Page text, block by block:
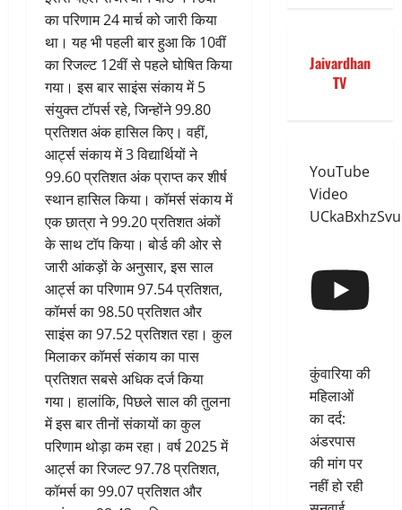
का परिणाम 24 मार्च को जारी किया
था। यह भी पहली बार हुआ कि 10वीं
का रिजल्ट 12वीं से पहले घोषित किया
गया। इस बार साइंस संकाय में 5
संयुक्त टॉपर्स रहे, जिन्होंने 99.80
प्रतिशत अंक हासिल किए। वहीं,
आर्ट्स संकाय में 3 विद्यार्थियों ने
99.60 प्रतिशत अंक प्राप्त कर शीर्ष
स्थान हासिल किया। कॉमर्स संकाय में
एक छात्रा ने 99.20 प्रतिशत अंकों
के साथ टॉप किया। बोर्ड की ओर से
जारी आंकड़ों के अनुसार, इस साल
आर्ट्स का परिणाम 97.54 प्रतिशत,
कॉमर्स का 98.50 प्रतिशत और
साइंस का 97.52 प्रतिशत रहा। कुल
मिलाकर कॉमर्स संकाय का पास
प्रतिशत सबसे अधिक दर्ज किया
गया। हालांकि, पिछले साल की तुलना
में इस बार तीनों संकायों का कुल
परिणाम थोड़ा कम रहा। वर्ष 2025 में
आर्ट्स का रिजल्ट 97.78 प्रतिशत,
कॉमर्स का 99.07 प्रतिशत और
Jaivardhan
TV
YouTube
Video
कुंवारिया की
महिलाओं
का दर्द:
अंडरपास
की मांग पर
नहीं हो रही